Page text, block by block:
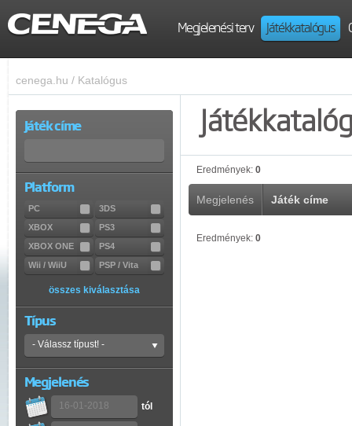
Megjelenési terv Játékkatalógus
cenega.hu / Katalógus
Játék címe
Platform
PC
3DS
XBOX
PS3
XBOX ONE
PS4
Wii / WiiU
PSP / Vita
összes kiválasztása
Típus
Megjelenés
tól
Eredmények: 0
Megjelenés Játék címe
Eredmények: 0